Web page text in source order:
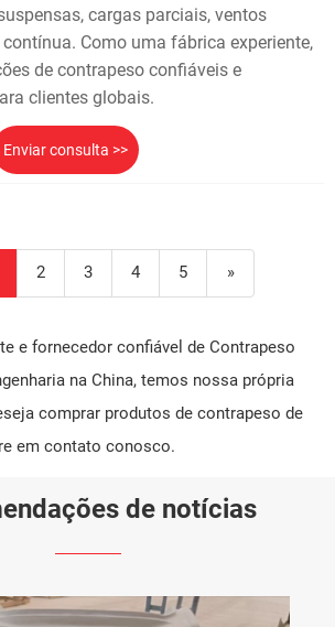
cargas parciais, ventos
Como uma fábrica experiente,
de contrapeso confiáveis ​​e
clientes globais.
Enviar consulta >>
2 3 4 5 »
e fornecedor confiável de Contrapeso
na China, temos nossa própria
comprar produtos de contrapeso de
em contato conosco.
de notícias